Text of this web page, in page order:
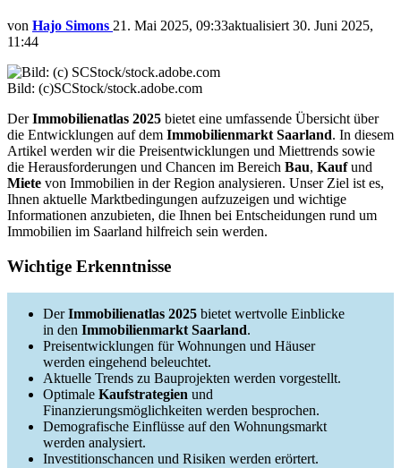
von Hajo Simons 21. Mai 2025, 09:33aktualisiert 30. Juni 2025,
11:44
Bild: (c)SCStock/stock.adobe.com
DerImmobilienatlas 2025 bietet eine umfassende Übersicht über
die Entwicklungen auf dem Immobilienmarkt Saarland. In diesem
Artikel werden wir die Preisentwicklungen und Miettrends sowie
die Herausforderungen und Chancen im Bereich Bau, Kaufund
Miete von Immobilien in der Region analysieren. Unser Ziel ist es,
Ihnen aktuelle Marktbedingungen aufzuzeigen und wichtige
Informationen anzubieten, die Ihnen bei Entscheidungen rund um
Immobilien im Saarland hilfreich sein werden.
Wichtige Erkenntnisse
DerImmobilienatlas 2025 bietet wertvolle Einblicke
in den Immobilienmarkt Saarland.
Preisentwicklungen für Wohnungen und Häuser
werden eingehend beleuchtet.
Aktuelle Trends zu Bauprojekten werden vorgestellt.
Optimale Kaufstrategien und
Finanzierungsmöglichkeiten werden besprochen.
Demografische Einflüsse auf den Wohnungsmarkt
werden analysiert.
Investitionschancen und Risiken werden erörtert.